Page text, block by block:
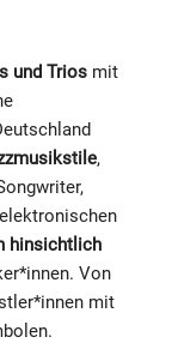
und Trios mit
,
hinsichtlich
Von
mit